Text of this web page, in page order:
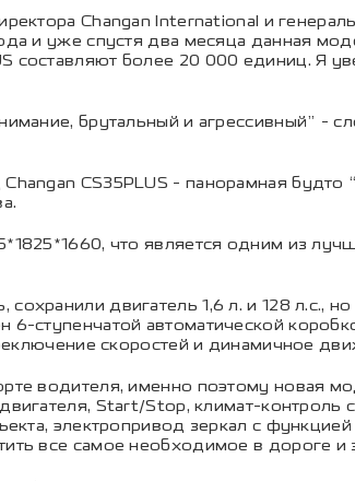
Changan International и
и уже спустя два месяца данная
составляют более 20 000 единиц. Я
брутальный и агрессивный” -
CS35PLUS - панорамная
что является одним из
двигатель 1,6 л. и 128 л.с.,
6-ступенчатой автоматической
скоростей и динамичное
водителя, именно поэтому новая
Start/Stop, климат-контроль
электропривод зеркал с
все самое необходимое в дороге